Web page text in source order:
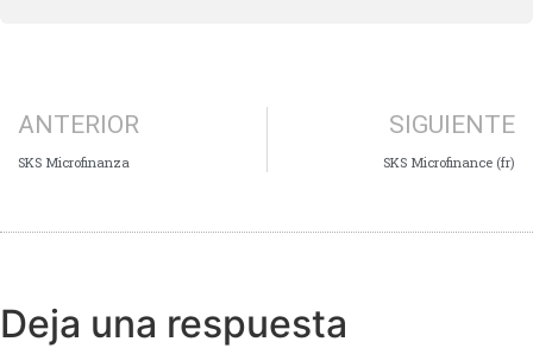
ANTERIOR
SKS Microfinanza
SIGUIENTE
SKS Microfinance (fr)
Deja una respuesta